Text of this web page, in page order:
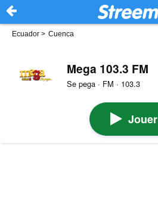
Ecuador > Cuenca
Mega 103.3 FM
Se pega · FM · 103.3
Jouer